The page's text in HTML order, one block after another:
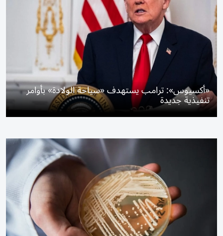
«أكسيوس»: ترامب يستهدف «سياحة الولادة» بأوامر
تنفيذية جديدة